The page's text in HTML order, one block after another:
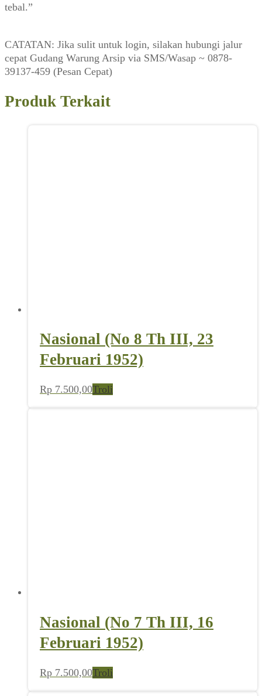
tebal.”
CATATAN: Jika sulit untuk login, silakan hubungi jalur
cepat Gudang Warung Arsip via SMS/Wasap ~ 0878-
39137-459 (Pesan Cepat)
Produk Terkait
Nasional (No 8 Th III, 23
Februari 1952)
Rp 7.500,00Troli
Nasional (No 7 Th III, 16
Februari 1952)
Rp 7.500,00Troli